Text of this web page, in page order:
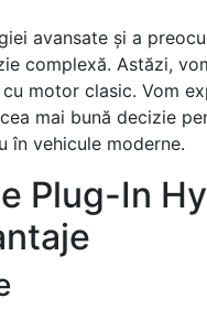
avansate și a
complexă. Astăzi,
motor clasic. Vom
mai bună decizie
în vehicule moderne.
Plug-In